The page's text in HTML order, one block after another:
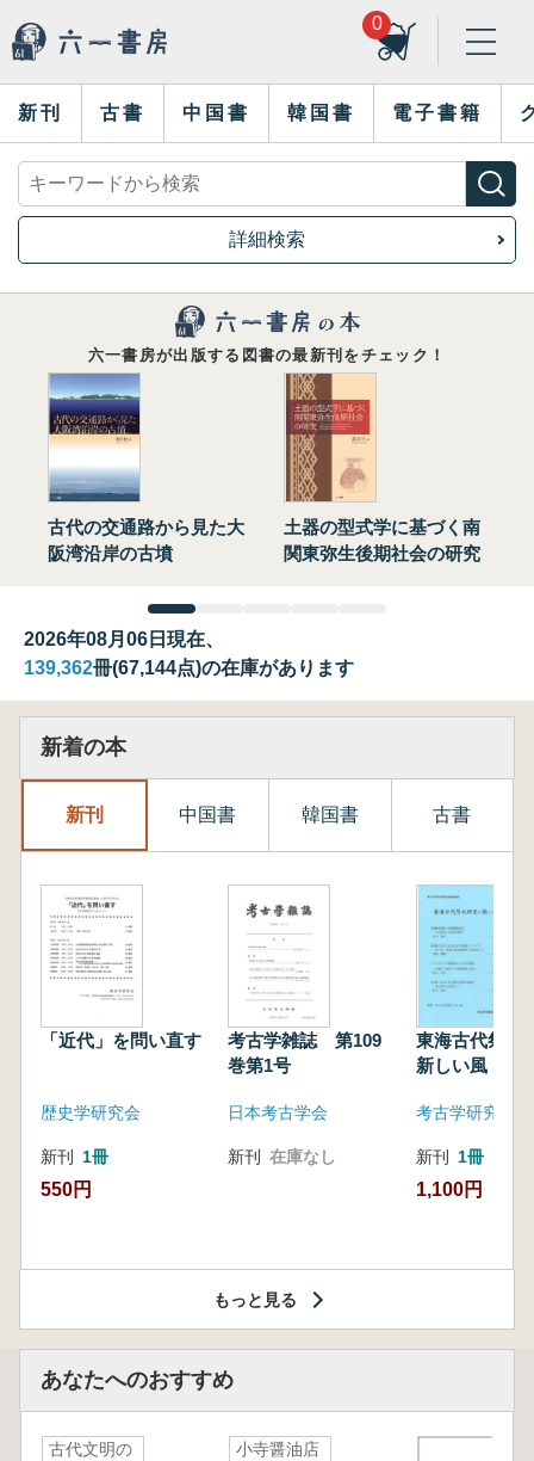
0
新刊 古書 中国書 韓国書 電子書籍
詳細検索
六一書房が出版する図書の最新刊をチェック！
古代の交通路から見た大
阪湾沿岸の古墳
土器の型式学に基づく南
関東弥生後期社会の研究
2026年08月06日現在、
139,362冊(67,144点)の在庫があります
新着の本
新刊 中国書 韓国書 古書
「近代」を問い直す
歴史学研究会
新刊 1冊
550円
考古学雑誌 第109
巻第1号
日本考古学会
新刊 在庫なし
東海古代祭祀
新しい風
考古学研究会
新刊 1冊
1,100円
もっと見る
あなたへのおすすめ
古代文明の
小寺醤油店